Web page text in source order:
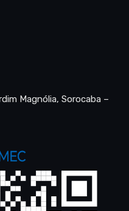
Magnólia, Sorocaba –